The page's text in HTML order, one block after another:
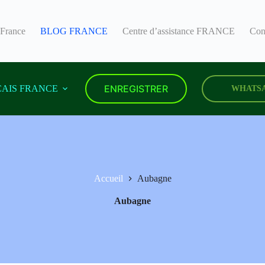
BLOG FRANCE Centre d’assistance FRANCE
FRANCE ENREGISTRER
Accueil Aubagne
Aubagne